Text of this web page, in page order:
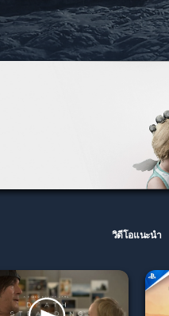
วิดีโอแนะนำ